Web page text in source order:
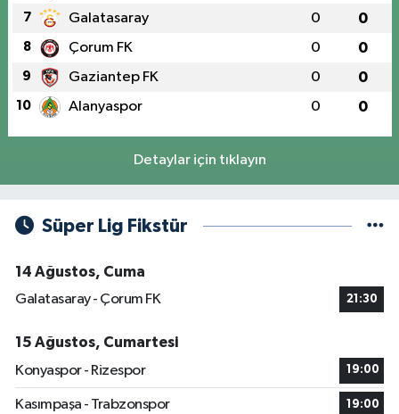
7 Galatasaray 0 0
8 Çorum FK 0 0
9 Gaziantep FK 0 0
10 Alanyaspor 0 0
Detaylar için tıklayın
Süper Lig Fikstür
14 Ağustos, Cuma
Galatasaray - Çorum FK
21:30
15 Ağustos, Cumartesi
Konyaspor - Rizespor
19:00
Kasımpaşa - Trabzonspor 19:00